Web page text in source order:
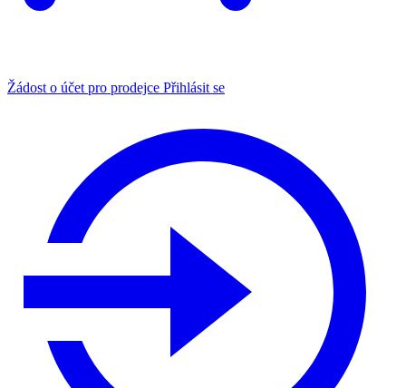
Žádost o účet pro prodejce Přihlásit se